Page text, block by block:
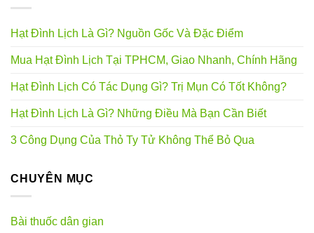
Hạt Đình Lịch Là Gì? Nguồn Gốc Và Đặc Điểm
Mua Hạt Đình Lịch Tại TPHCM, Giao Nhanh, Chính Hãng
Hạt Đình Lịch Có Tác Dụng Gì? Trị Mụn Có Tốt Không?
Hạt Đình Lịch Là Gì? Những Điều Mà Bạn Cần Biết
3 Công Dụng Của Thỏ Ty Tử Không Thể Bỏ Qua
CHUYÊN MỤC
Bài thuốc dân gian